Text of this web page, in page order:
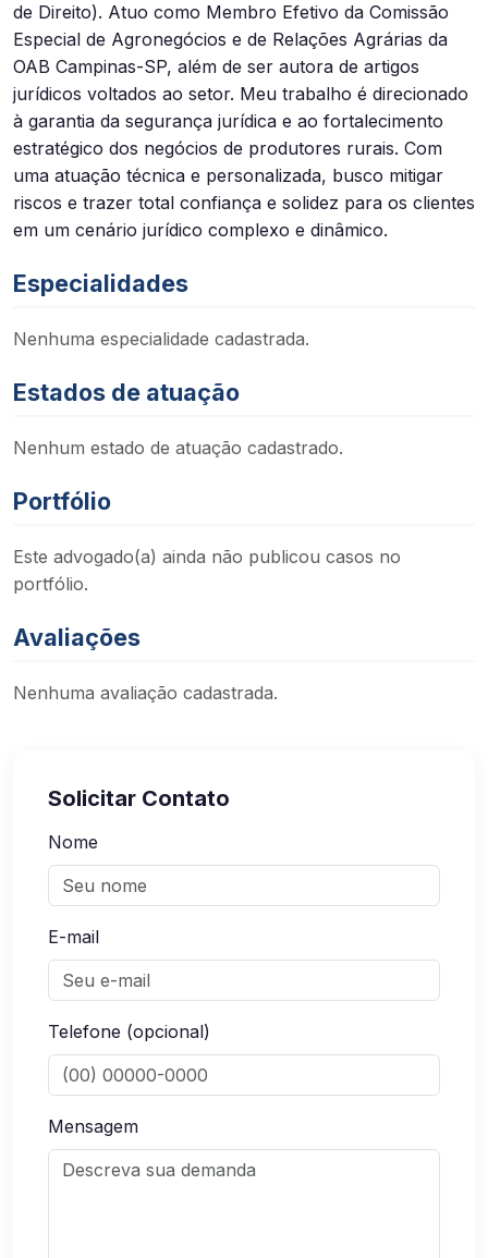
de Direito). Atuo como Membro Efetivo da Comissão
Especial de Agronegócios e de Relações Agrárias da
OAB Campinas-SP, além de ser autora de artigos
jurídicos voltados ao setor. Meu trabalho é direcionado
à garantia da segurança jurídica e ao fortalecimento
estratégico dos negócios de produtores rurais. Com
uma atuação técnica e personalizada, busco mitigar
riscos e trazer total confiança e solidez para os clientes
em um cenário jurídico complexo e dinâmico.
Especialidades
Nenhuma especialidade cadastrada.
Estados de atuação
Nenhum estado de atuação cadastrado.
Portfólio
Este advogado(a) ainda não publicou casos no
portfólio.
Avaliações
Nenhuma avaliação cadastrada.
Solicitar Contato
Nome
E-mail
Telefone (opcional)
Mensagem